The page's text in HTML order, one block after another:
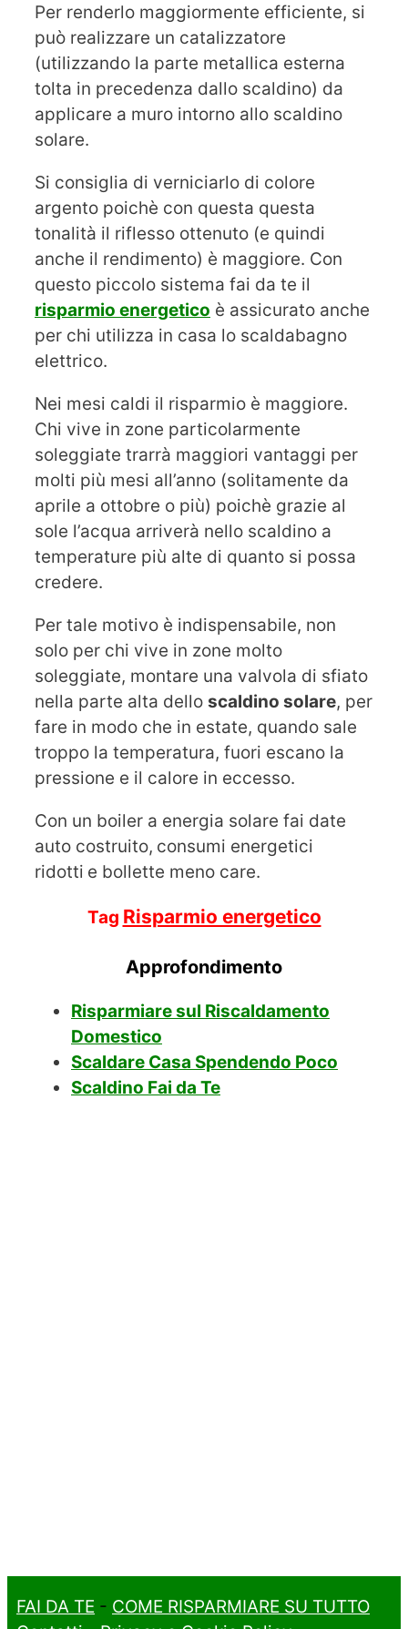
Per renderlo maggiormente efficiente, si
può realizzare un catalizzatore
(utilizzando la parte metallica esterna
tolta in precedenza dallo scaldino) da
applicare a muro intorno allo scaldino
solare.
Si consiglia di verniciarlo di colore
argento poichè con questa questa
tonalità il riflesso ottenuto (e quindi
anche il rendimento) è maggiore. Con
questo piccolo sistema fai da te il
risparmio energetico è assicurato anche
per chi utilizza in casa lo scaldabagno
elettrico.
Nei mesi caldi il risparmio è maggiore.
Chi vive in zone particolarmente
soleggiate trarrà maggiori vantaggi per
molti più mesi all’anno (solitamente da
aprile a ottobre o più) poichè grazie al
sole l’acqua arriverà nello scaldino a
temperature più alte di quanto si possa
credere.
Per tale motivo è indispensabile, non
solo per chi vive in zone molto
soleggiate, montare una valvola di sfiato
nella parte alta dello scaldino solare, per
fare in modo che in estate, quando sale
troppo la temperatura, fuori escano la
pressione e il calore in eccesso.
Con un boiler a energia solare fai date
auto costruito, consumi energetici
ridotti e bollette meno care.
Tag Risparmio energetico
Approfondimento
Risparmiare sul Riscaldamento
Domestico
Scaldare Casa Spendendo Poco
Scaldino Fai da Te
FAI DA TE - COME RISPARMIARE SU TUTTO